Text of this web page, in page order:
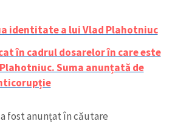
identitate a lui Vlad Plahotniuc
în cadrul dosarelor în care este
Suma anunțată de
fost anunțat în căutare